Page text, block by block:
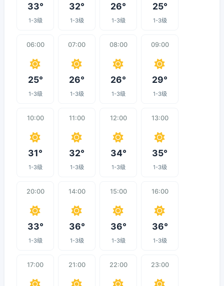
33°
1-3级
32°
1-3级
26°
1-3级
25°
1-3级
06:00
25°
1-3级
07:00
26°
1-3级
08:00
26°
1-3级
09:00
29°
1-3级
10:00
31°
1-3级
11:00
32°
1-3级
12:00
34°
1-3级
13:00
35°
1-3级
20:00
33°
1-3级
14:00
36°
1-3级
15:00
36°
1-3级
16:00
36°
1-3级
17:00 21:00 22:00 23:00